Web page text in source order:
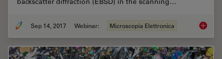
Sep 14, 2017 Webinar: Microscopia Elettronica